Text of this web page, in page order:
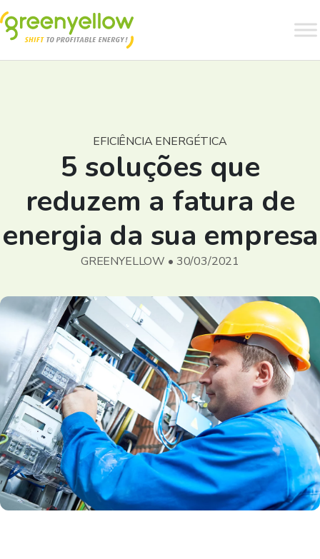
EFICIÊNCIA ENERGÉTICA
5 soluções que
reduzem a fatura de
energia da sua empresa
GREENYELLOW • 30/03/2021